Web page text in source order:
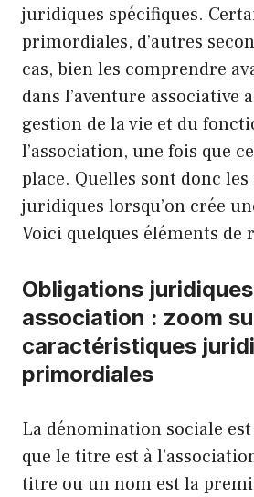
juridiques spécifiques.
primordiales, d’autres
cas, bien les comprendre
dans l’aventure associative
gestion de la vie et du
l’association, une fois que
place. Quelles sont donc
juridiques lorsqu’on crée
Voici quelques éléments de
Obligations
association : zoom
caractéristiques
primordiales
La dénomination sociale
que le titre est à
titre ou un nom est la